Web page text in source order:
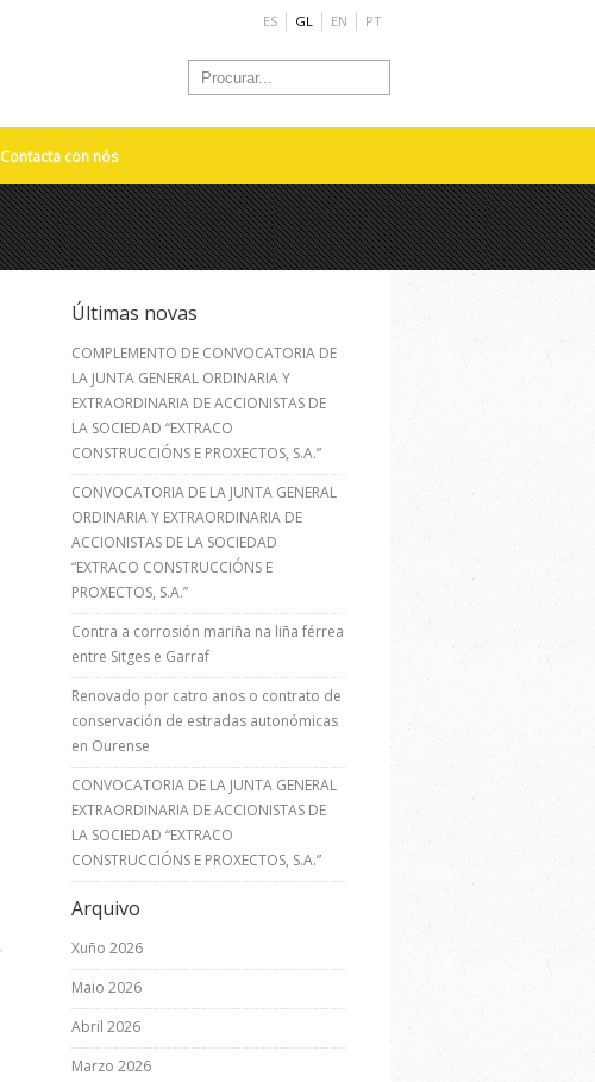
ES GL EN PT
Contacta con nós
Últimas novas
COMPLEMENTO DE CONVOCATORIA DE
LA JUNTA GENERAL ORDINARIA Y
EXTRAORDINARIA DE ACCIONISTAS DE
LA SOCIEDAD “EXTRACO
CONSTRUCCIÓNS E PROXECTOS, S.A.”
CONVOCATORIA DE LA JUNTA GENERAL
ORDINARIA Y EXTRAORDINARIA DE
ACCIONISTAS DE LA SOCIEDAD
“EXTRACO CONSTRUCCIÓNS E
PROXECTOS, S.A.”
Contra a corrosión mariña na liña férrea
entre Sitges e Garraf
Renovado por catro anos o contrato de
conservación de estradas autonómicas
en Ourense
CONVOCATORIA DE LA JUNTA GENERAL
EXTRAORDINARIA DE ACCIONISTAS DE
LA SOCIEDAD “EXTRACO
CONSTRUCCIÓNS E PROXECTOS, S.A.”
Arquivo
Xuño 2026
Maio 2026
Abril 2026
Marzo 2026